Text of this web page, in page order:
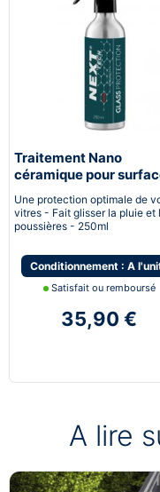
Traitement Nano
céramique pour
Une protection optimale de
vitres - Fait glisser la pluie et
poussières - 250ml
Conditionnement : A
Satisfait ou remboursé
35,90 €
A lire